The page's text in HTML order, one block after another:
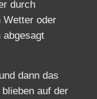
durch
Wetter oder
abgesagt
dann das
auf der